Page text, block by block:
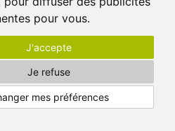
pour vous.
J'accepte
Je refuse
mes préférences
Baran, exerçant une activité
sociale: Mouton Interactive Krzysztof
110 Siedlce, NIP (numéro
REGON (numéro statistique): 711650928.
le but de diffuser la newsletter et seront
de supprimer, de limiter le
de vos données personnelles,
d'une autorité de contrôle
PLUS